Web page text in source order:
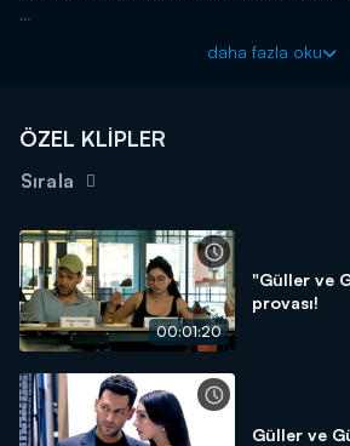
Kanal D'de!
daha fazla oku
ÖZEL KLİPLER
Sırala
00:01:20
"Güller ve
provası!
Güller ve